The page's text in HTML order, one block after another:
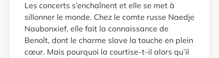
Les concerts s’enchaînent et elle se met à
sillonner le monde. Chez le comte russe Naedje
Naubonxief, elle fait la connaissance de
Benoît, dont le charme slave la touche en plein
cœur. Mais pourquoi la courtise-t-il alors qu’il